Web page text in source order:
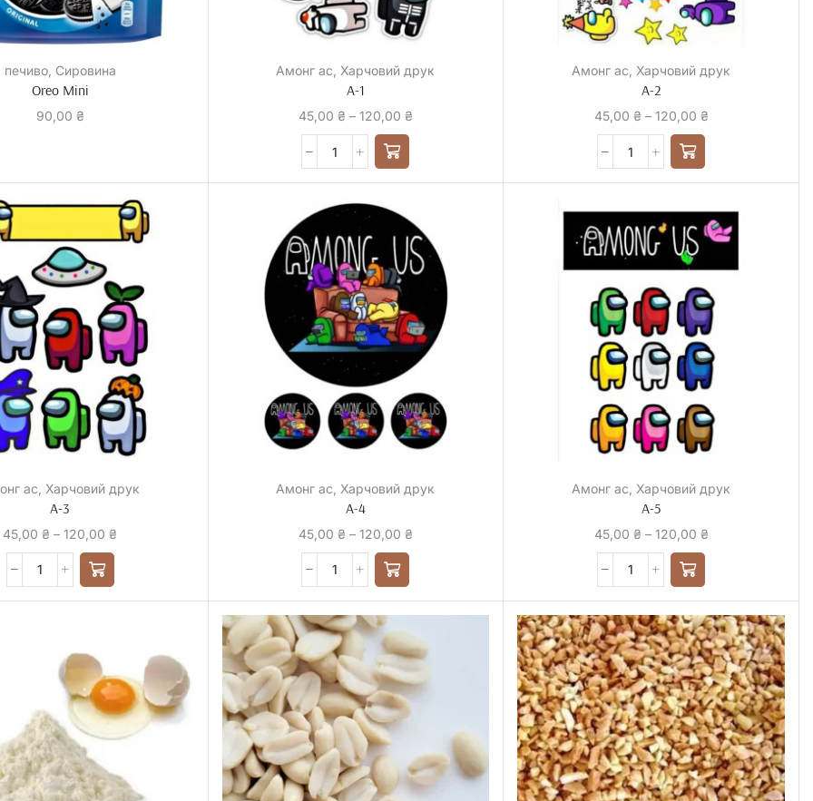
печиво, Сировина
Oreo Mini
90,00 ₴
Амонг ас Харчовий друк
А-1
45,00 ₴ – 120,00 ₴
Амонг ас Харчовий друк
А-2
45,00 ₴ – 120,00 ₴
ас Харчовий друк
А-3
45,00 ₴ – 120,00 ₴
Амонг ас Харчовий друк
А-4
45,00 ₴ – 120,00 ₴
Амонг ас Харчовий друк
А-5
45,00 ₴ – 120,00 ₴